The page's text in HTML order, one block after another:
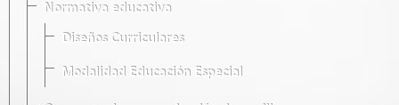
Normativa educativa
Diseños Curriculares
Modalidad Educación Especial